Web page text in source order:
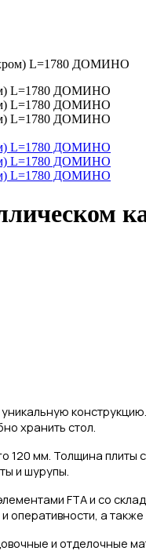
(хром) L=1780 ДОМИНО
хранить стол.
120 мм. Толщина
и шурупы.
FTA и со
оперативности, а
и отделочные